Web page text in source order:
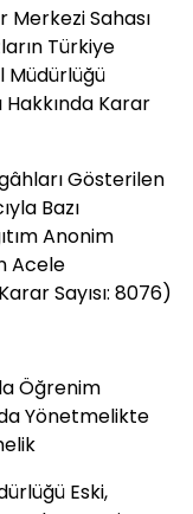
Sahası
Türkiye
Müdürlüğü
Hakkında Karar
Gösterilen
Bazı
Anonim
Acele
Sayısı: 8076)
Öğrenim
Yönetmelikte
Eski,